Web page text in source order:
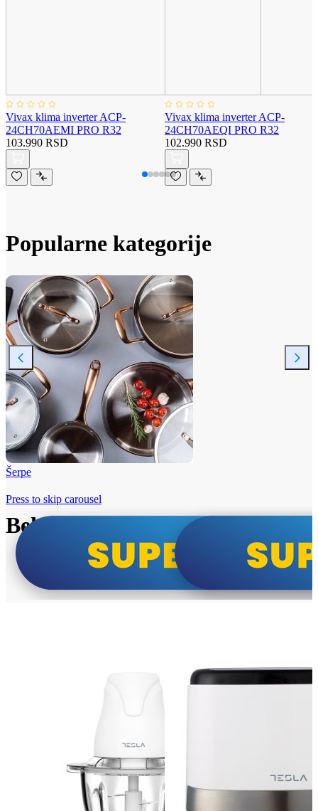
Vivax klima inverter ACP-
24CH70AEMI PRO R32
103.990 RSD
Vivax klima inverter ACP-
24CH70AEQI PRO R32
102.990 RSD
Popularne kategorije
Šerpe
Beko i Tesla super cene
Press to skip carousel